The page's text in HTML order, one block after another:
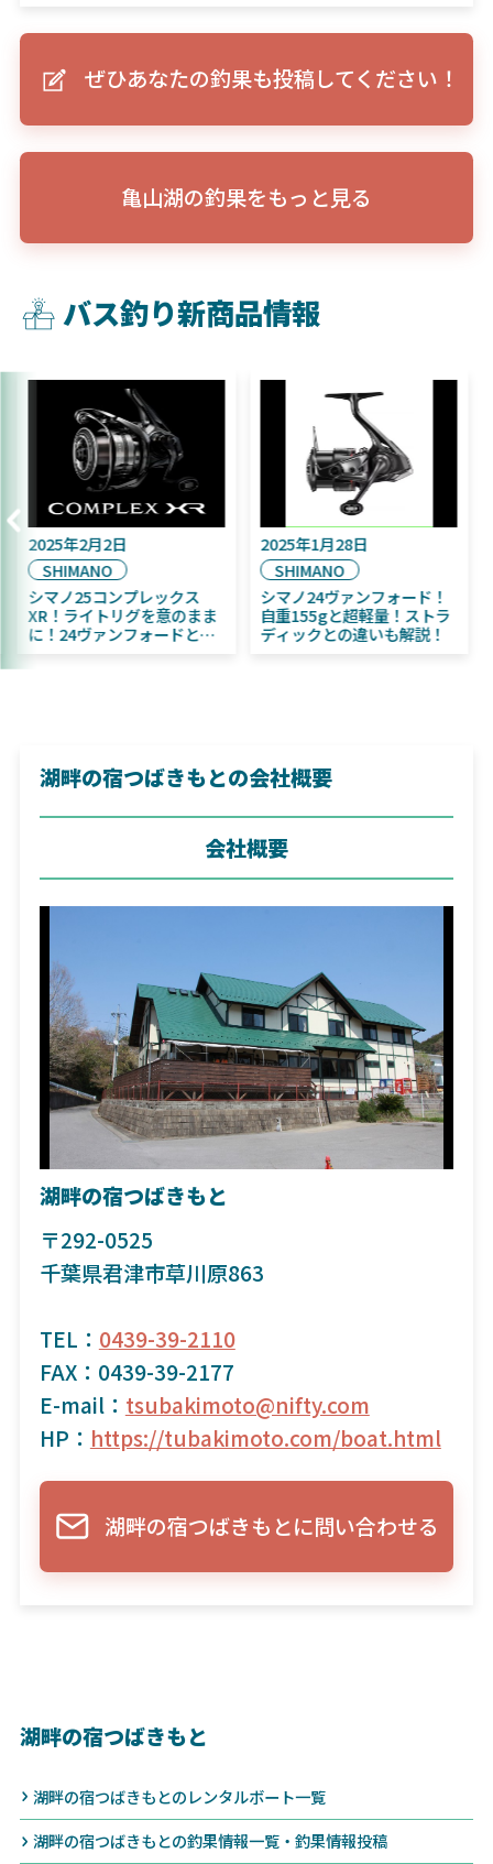
ぜひあなたの釣果も投稿してください！
亀山湖の釣果をもっと見る
バス釣り新商品情報
2025年2月2日
SHIMANO
シマノ25コンプレックス
XR！ライトリグを意のまま
に！24ヴァンフォードとの
2025年1月28日
SHIMANO
シマノ24ヴァンフォード！
自重155gと超軽量！ストラ
ディックとの違いも解説！
湖畔の宿つばきもとの会社概要
会社概要
湖畔の宿つばきもと
〒292-0525
千葉県君津市草川原863
TEL： 0439-39-2110
FAX：0439-39-2177
E-mail： tsubakimoto@nifty.com
HP： https://tubakimoto.com/boat.html
湖畔の宿つばきもとに問い合わせる
湖畔の宿つばきもと
湖畔の宿つばきもとのレンタルボート一覧
湖畔の宿つばきもとの釣果情報一覧・釣果情報投稿